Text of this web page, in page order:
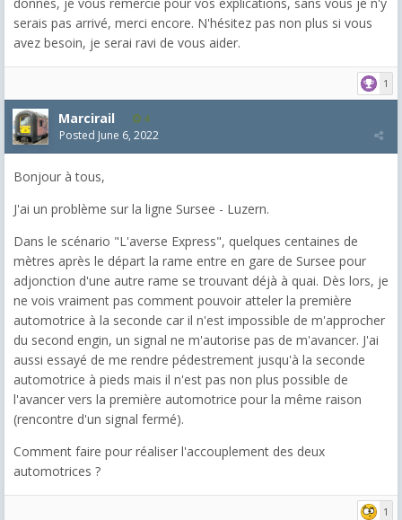
serais pas arrivé, merci encore. N'hésitez pas non plus si vous
avez besoin, je serai ravi de vous aider.
1
Marcirail 4
Posted June 6, 2022
Bonjour à tous,
J'ai un problème sur la ligne Sursee - Luzern.
Dans le scénario "L'averse Express", quelques centaines de
mètres après le départ la rame entre en gare de Sursee pour
adjonction d'une autre rame se trouvant déjà à quai. Dès lors, je
ne vois vraiment pas comment pouvoir atteler la première
automotrice à la seconde car il n'est impossible de m'approcher
du second engin, un signal ne m'autorise pas de m'avancer. J'ai
aussi essayé de me rendre pédestrement jusqu'à la seconde
automotrice à pieds mais il n'est pas non plus possible de
l'avancer vers la première automotrice pour la même raison
(rencontre d'un signal fermé).
Comment faire pour réaliser l'accouplement des deux
automotrices ?
1